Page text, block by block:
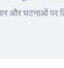
और घटनाओं पर